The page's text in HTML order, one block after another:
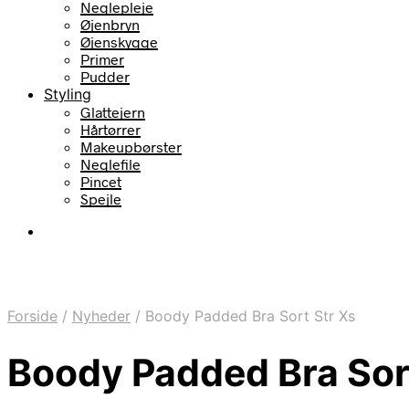
Neglepleje
Øjenbryn
Øjenskygge
Primer
Pudder
Styling
Glattejern
Hårtørrer
Makeupbørster
Neglefile
Pincet
Spejle
Forside / Nyheder / Boody Padded Bra Sort Str Xs
Boody Padded Bra